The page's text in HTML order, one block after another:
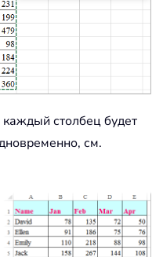
каждый столбец будет
см.